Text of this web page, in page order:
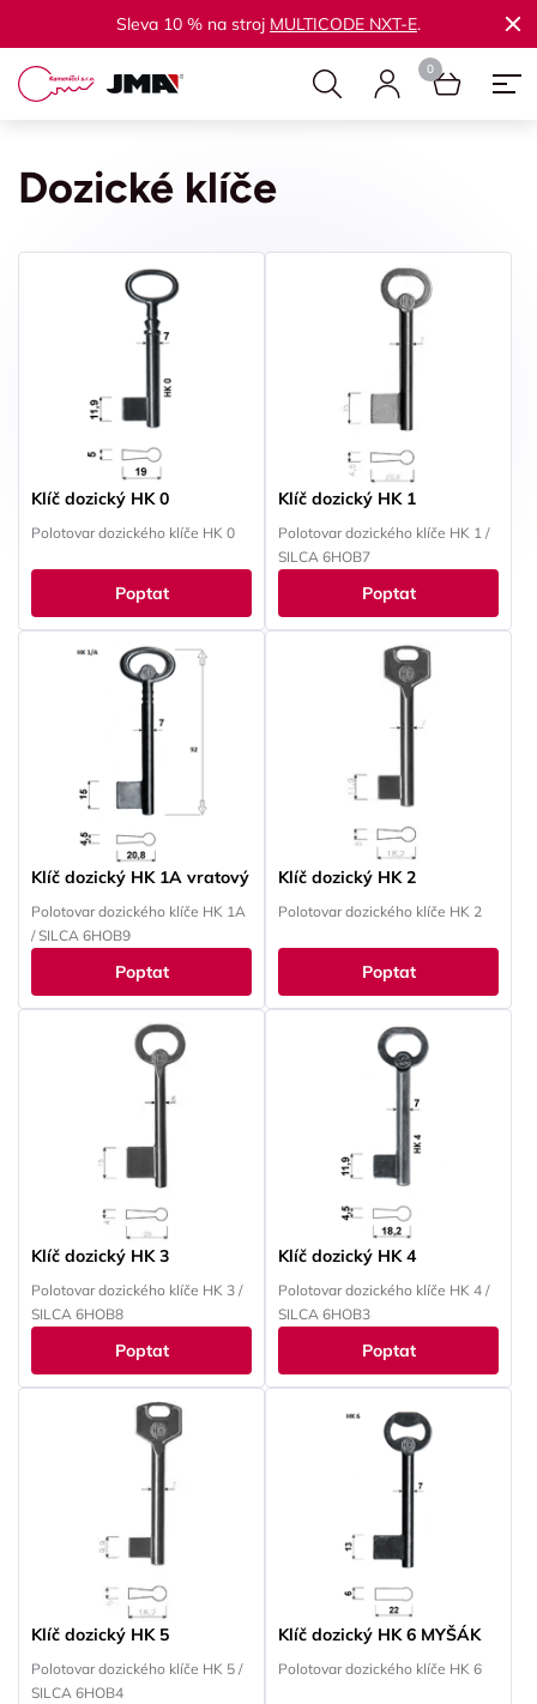
Sleva 10 % na stroj MULTICODE NXT-E.
Dozické klíče
Klíč dozický HK 0
Polotovar dozického klíče HK 0
Poptat
Klíč dozický HK 1
Polotovar dozického klíče HK 1 /
SILCA 6HOB7
Poptat
Klíč dozický HK 1A vratový
Polotovar dozického klíče HK 1A
/ SILCA 6HOB9
Poptat
Klíč dozický HK 2
Polotovar dozického klíče HK 2
Poptat
Klíč dozický HK 3
Polotovar dozického klíče HK 3 /
SILCA 6HOB8
Poptat
Klíč dozický HK 4
Polotovar dozického klíče HK 4 /
SILCA 6HOB3
Poptat
Klíč dozický HK 5
Polotovar dozického klíče HK 5 /
SILCA 6HOB4
Klíč dozický HK 6 MYŠÁK
Polotovar dozického klíče HK 6